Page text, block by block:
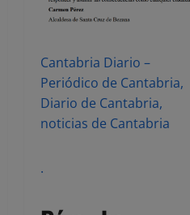
Cantabria Diario –
Periódico de Cantabria,
Diario de Cantabria,
noticias de Cantabria
.